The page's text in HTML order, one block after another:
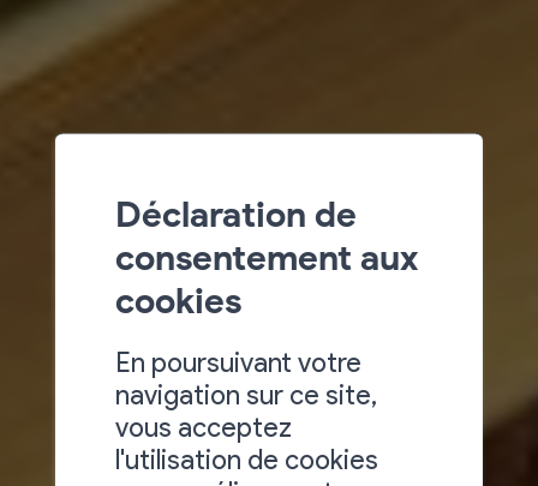
Déclaration de
consentement aux
cookies
En poursuivant votre
navigation sur ce site,
vous acceptez
l'utilisation de cookies